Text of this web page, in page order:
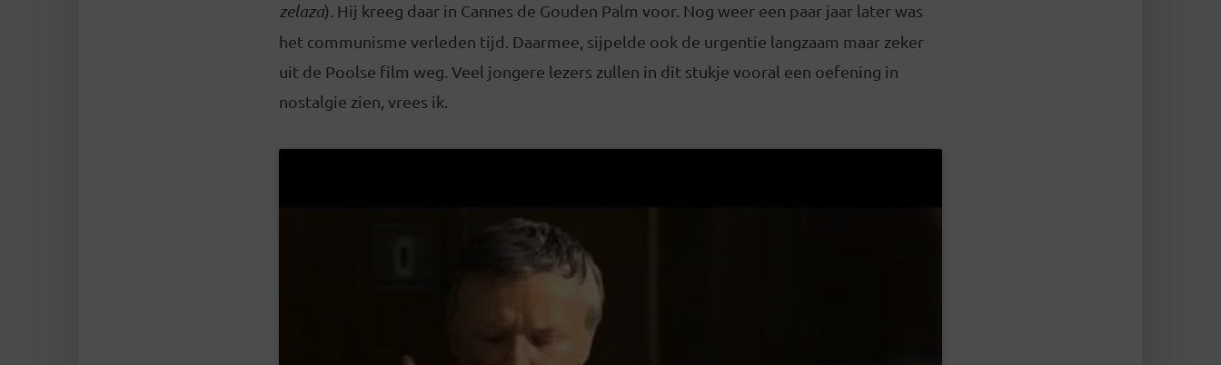
zelaza). Hij kreeg daar in Cannes de Gouden Palm voor. Nog weer een paar jaar later was
het communisme verleden tijd. Daarmee, sijpelde ook de urgentie langzaam maar zeker
uit de Poolse film weg. Veel jongere lezers zullen in dit stukje vooral een oefening in
nostalgie zien, vrees ik.